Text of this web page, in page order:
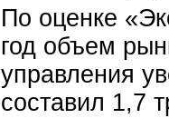
По оценке
год объем
управления
составил 1,7